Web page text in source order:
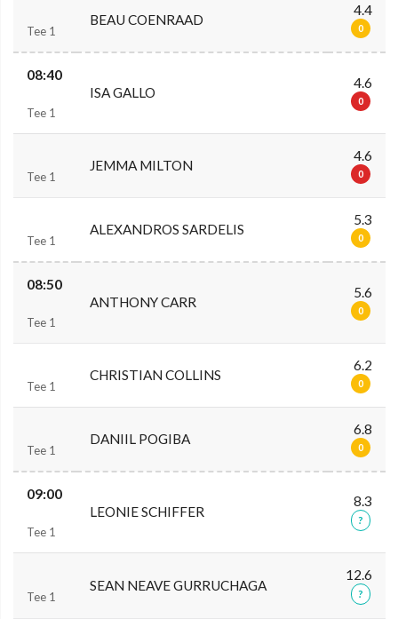
Tee 1
BEAU COENRAAD
4.4
0
08:40
Tee 1
ISA GALLO
4.6
0
Tee 1
JEMMA MILTON
4.6
0
Tee 1
ALEXANDROS SARDELIS
5.3
0
08:50
Tee 1
ANTHONY CARR
5.6
0
Tee 1
CHRISTIAN COLLINS
6.2
0
Tee 1
DANIIL POGIBA
6.8
0
09:00
Tee 1
LEONIE SCHIFFER
8.3
?
Tee 1
SEAN NEAVE GURRUCHAGA
12.6
?